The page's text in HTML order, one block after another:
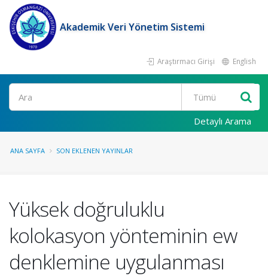
Akademik Veri Yönetim Sistemi
Araştırmacı Girişi English
Ara
Detaylı Arama
ANA SAYFA SON EKLENEN YAYINLAR
Yüksek doğruluklu
kolokasyon yönteminin ew
denklemine uygulanması